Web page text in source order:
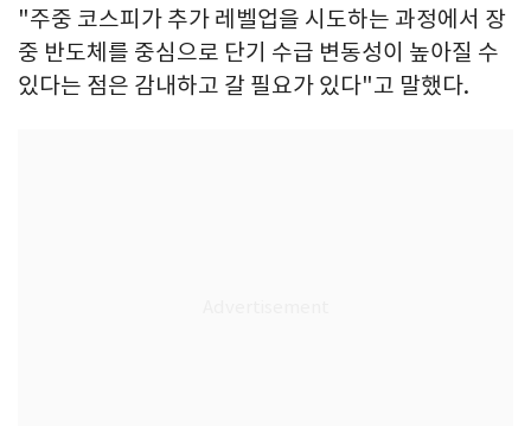
"주중 코스피가 추가 레벨업을 시도하는 과정에서 장
중 반도체를 중심으로 단기 수급 변동성이 높아질 수
있다는 점은 감내하고 갈 필요가 있다"고 말했다.